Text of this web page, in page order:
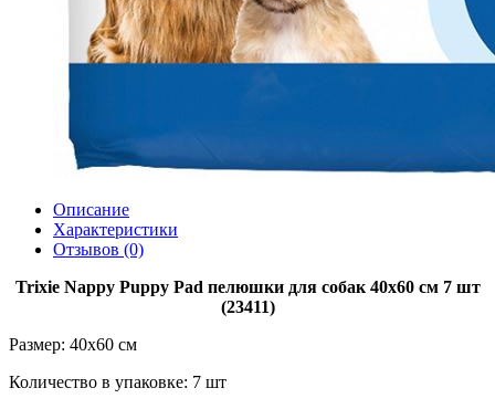
Описание
Характеристики
Отзывов (0)
Trixie Nappy Puppy Pad пелюшки для собак 40х60 см 7 шт
(23411)
Размер: 40х60 см
Количество в упаковке: 7 шт